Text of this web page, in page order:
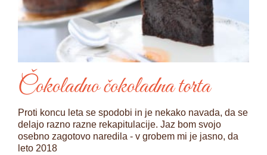
Čokoladno čokoladna torta
Proti koncu leta se spodobi in je nekako navada, da se
delajo razno razne rekapitulacije. Jaz bom svojo
osebno zagotovo naredila - v grobem mi je jasno, da
leto 2018